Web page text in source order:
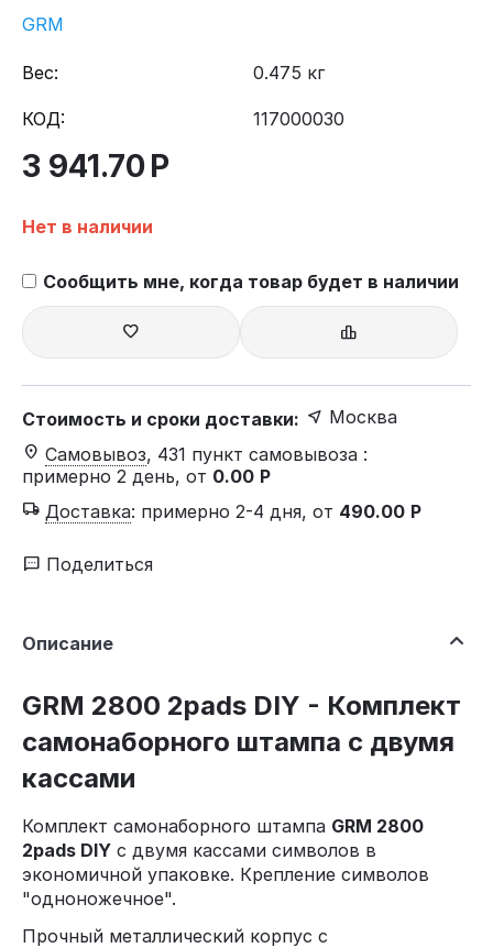
GRM
Вес: 0.475 кг
КОД: 117000030
3 941.70Р
Нет в наличии
Сообщить мне, когда товар будет в наличии
Стоимость и сроки доставки:
Москва
Самовывоз, 431 пункт самовывоза :
примерно 2 день, от 0.00 Р
Доставка: примерно 2-4 дня, от 490.00 Р
Поделиться
Описание
GRM 2800 2pads DIY - Комплект
самонаборного штампа с двумя
кассами
Комплект самонаборного штампа GRM 2800
2pads DIY с двумя кассами символов в
экономичной упаковке. Крепление символов
"одноножечное".
Прочный металлический корпус с